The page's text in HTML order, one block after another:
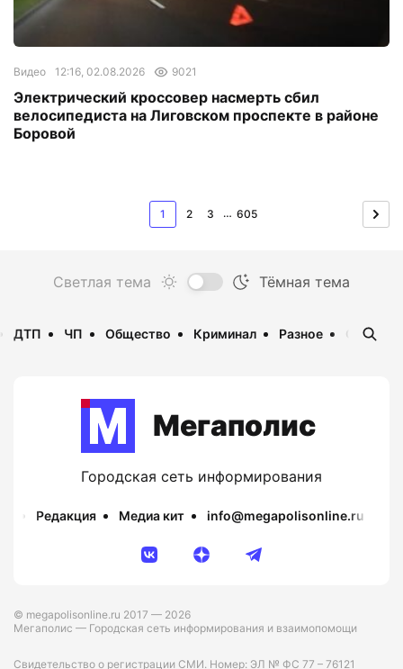
Видео 12:16, 02.08.2026 9021
Электрический кроссовер насмерть сбил
велосипедиста на Лиговском проспекте в районе
Боровой
1 2 3 … 605
ДТП ЧП Общество Криминал Разное
Мегаполис
Городская сеть информирования
Редакция Медиа кит info@megapolisonline.ru
© megapolisonline.ru 2017 — 2026
Мегаполис — Городская сеть информирования и взаимопомощи
Свидетельство о регистрации СМИ. Номер: ЭЛ № ФС 77 – 76121